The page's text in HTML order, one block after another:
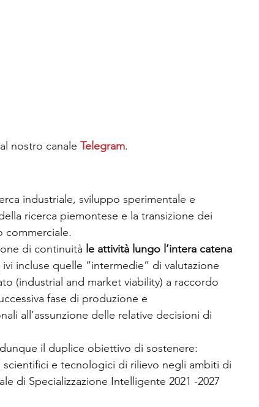
nostro canale Telegram.
industriale, sviluppo sperimentale e
ricerca piemontese e la transizione dei
commerciale.
di continuità le attività lungo l’intera catena
ivi incluse quelle “intermedie” di valutazione
(industrial and market viability) a raccordo
fase di produzione e
all’assunzione delle relative decisioni di
il duplice obiettivo di sostenere:
scientifici e tecnologici di rilievo negli ambiti di
di Specializzazione Intelligente 2021 -2027